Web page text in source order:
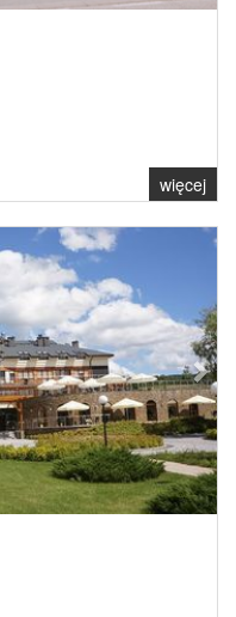
więcej
Next